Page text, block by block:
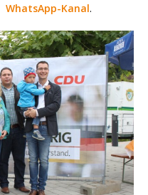
WhatsApp-Kanal.